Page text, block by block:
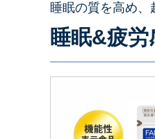
睡眠の質を高め
睡眠&疲労